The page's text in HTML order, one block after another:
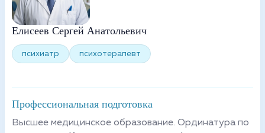
Елисеев Сергей Анатольевич
психиатр психотерапевт
Профессиональная подготовка
Высшее медицинское образование. Ординатура по